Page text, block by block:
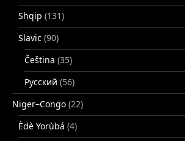
Shqip (131)
Slavic (90)
Čeština (35)
Русский (56)
Niger–Congo (22)
Èdè Yorùbá (4)